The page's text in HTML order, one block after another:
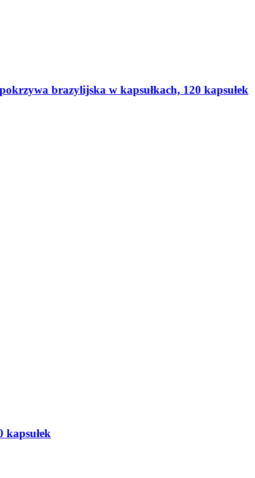
brazylijska w kapsułkach, 120 kapsułek
kapsułek